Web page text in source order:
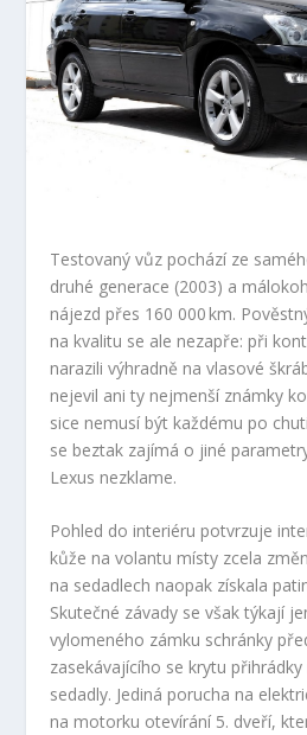
Testovaný vůz pochází ze
druhé generace (2003) a
nájezd přes 160 000 km.
na kvalitu se ale nezapře: při
narazili výhradně na vlasové
nejevil ani ty nejmenší známky
sice nemusí být každému po
se beztak zajímá o jiné
Lexus nezklame.
Pohled do interiéru potvrzuje
kůže na volantu místy zcela
na sedadlech naopak získala
Skutečné závady se však týkají
vylomeného zámku schránky
zasekávajícího se krytu
sedadly. Jediná porucha na
na motorku otevírání 5. dveří,